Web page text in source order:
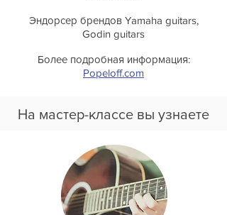
Эндорсер брендов Yamaha guitars,
Godin guitars
Более подробная информация:
Popeloff.com
На мастер-классе вы узнаете